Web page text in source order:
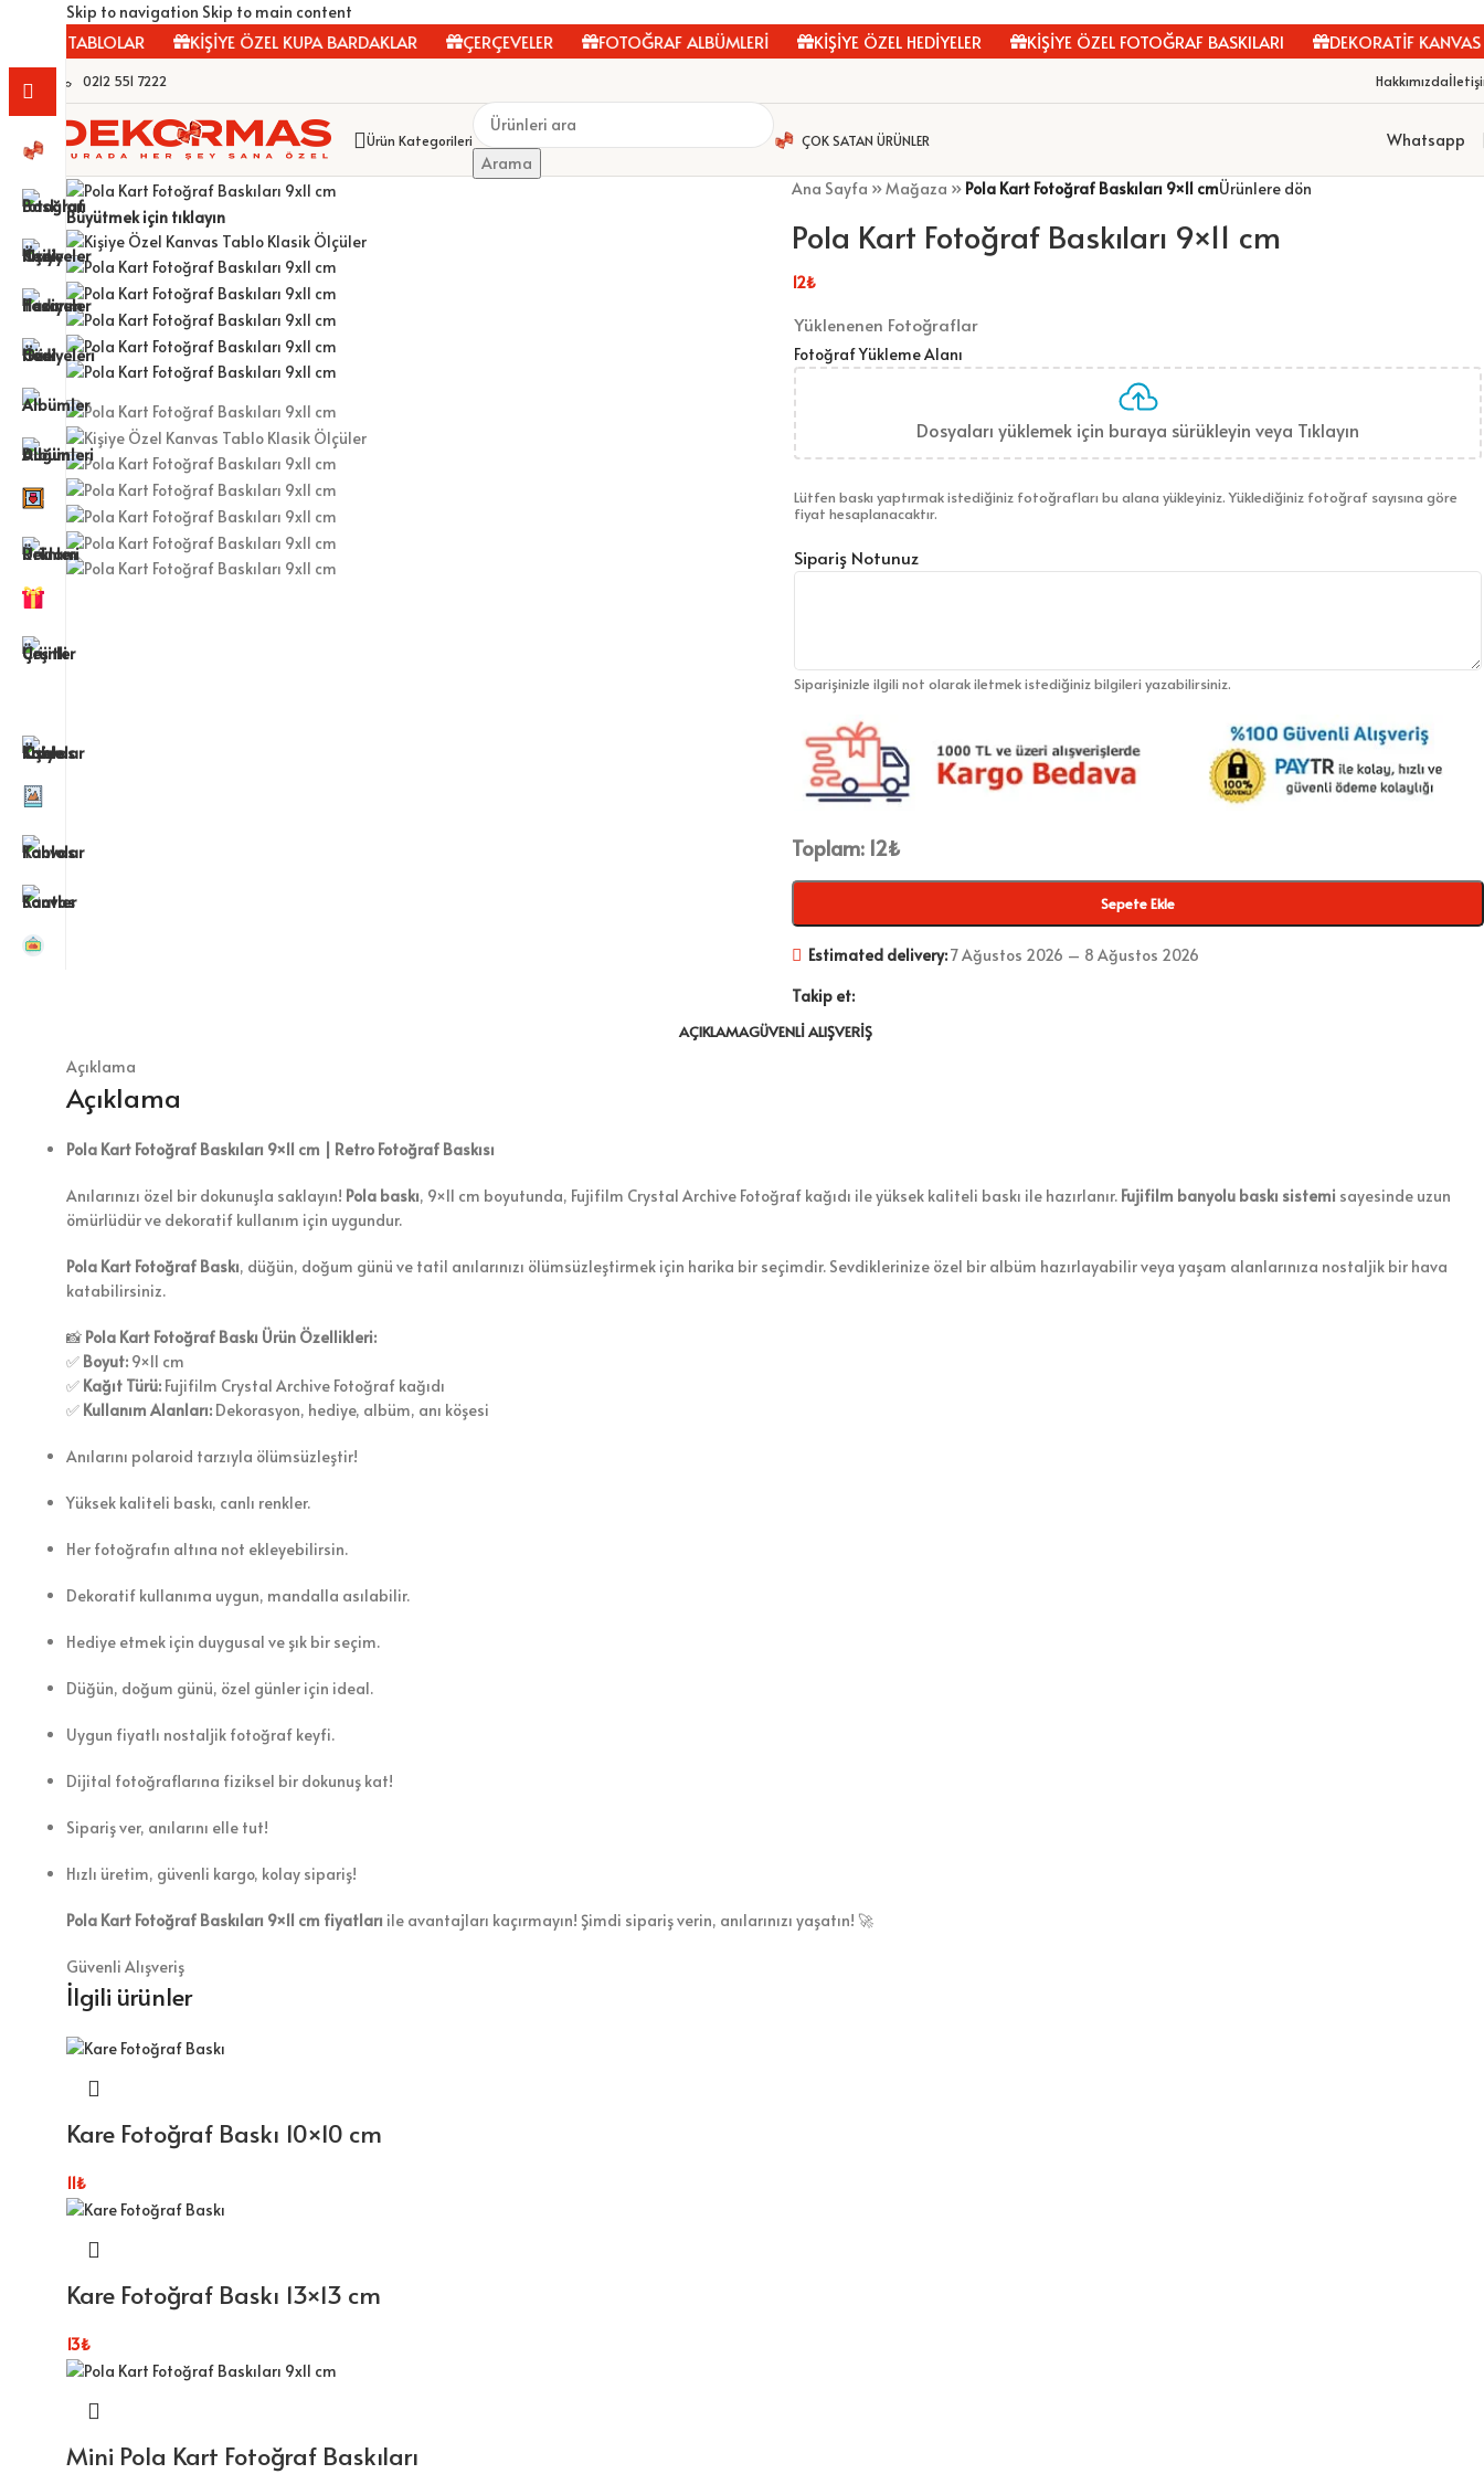
Skip to navigation Skip to main content
TABLOLAR KİŞİYE ÖZEL KUPA BARDAKLAR ÇERÇEVELER FOTOĞRAF ALBÜMLERİ KİŞİYE ÖZEL HEDİYELER KİŞİYE ÖZEL FOTOĞRAF BASKILARI DEKORATİF KANVAS
0212 551 7222 Hakkımızda
Ürün Kategorileri
Arama
ÇOK SATAN ÜRÜNLER Whatsapp
Büyütmek için tıklayın
Ana Sayfa »Mağaza » Pola Kart Fotoğraf Baskıları 9×11 cmÜrünlere dön
Pola Kart Fotoğraf Baskıları 9×11 cm
12₺
Yüklenenen Fotoğraflar
Fotoğraf Yükleme Alanı
Dosyaları yüklemek için buraya sürükleyin veya Tıklayın
Lütfen baskı yaptırmak istediğiniz fotoğrafları bu alana yükleyiniz. Yüklediğiniz fotoğraf sayısına göre
fiyat hesaplanacaktır.
Sipariş Notunuz
Siparişinizle ilgili not olarak iletmek istediğiniz bilgileri yazabilirsiniz.
Toplam: 12₺
Sepete Ekle
Estimated delivery:7 Ağustos 2026 – 8 Ağustos 2026
Takip et:
AÇIKLAMAGÜVENLI ALIŞVERIŞ
Açıklama
Açıklama
Pola Kart Fotoğraf Baskıları 9×11 cm | Retro Fotoğraf Baskısı
Anılarınızı özel bir dokunuşla saklayın! Pola baskı, 9×11 cm boyutunda, Fujifilm Crystal Archive Fotoğraf kağıdı ile yüksek kaliteli baskı ile hazırlanır. Fujifilm banyolu baskı sistemi sayesinde uzun
ömürlüdür ve dekoratif kullanım için uygundur.
Pola Kart Fotoğraf Baskı, düğün, doğum günü ve tatil anılarınızı ölümsüzleştirmek için harika bir seçimdir. Sevdiklerinize özel bir albüm hazırlayabilir veya yaşam alanlarınıza nostaljik bir hava
katabilirsiniz.
📸 Pola Kart Fotoğraf Baskı Ürün Özellikleri:
✅ Boyut: 9×11 cm
✅ Kağıt Türü: Fujifilm Crystal Archive Fotoğraf kağıdı
✅ Kullanım Alanları: Dekorasyon, hediye, albüm, anı köşesi
Anılarını polaroid tarzıyla ölümsüzleştir!
Yüksek kaliteli baskı, canlı renkler.
Her fotoğrafın altına not ekleyebilirsin.
Dekoratif kullanıma uygun, mandalla asılabilir.
Hediye etmek için duygusal ve şık bir seçim.
Düğün, doğum günü, özel günler için ideal.
Uygun fiyatlı nostaljik fotoğraf keyfi.
Dijital fotoğraflarına fiziksel bir dokunuş kat!
Sipariş ver, anılarını elle tut!
Hızlı üretim, güvenli kargo, kolay sipariş!
Pola Kart Fotoğraf Baskıları 9×11 cm fiyatları ile avantajları kaçırmayın! Şimdi sipariş verin, anılarınızı yaşatın! 🚀
Güvenli Alışveriş
İlgili ürünler
Kare Fotoğraf Baskı 10×10 cm
11₺
Kare Fotoğraf Baskı 13×13 cm
13₺
Mini Pola Kart Fotoğraf Baskıları